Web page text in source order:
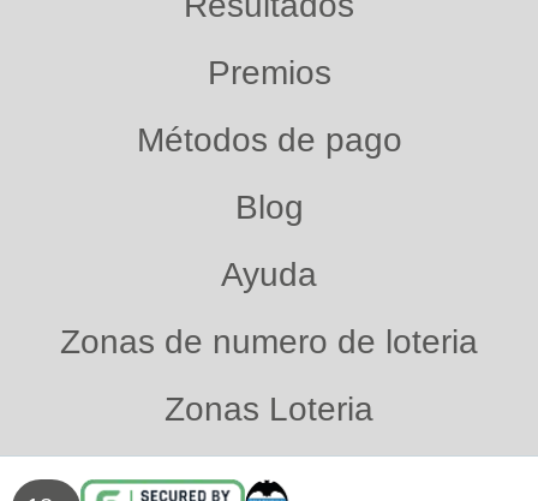
Premios
Métodos de pago
Blog
Ayuda
Zonas de numero de loteria
Zonas Loteria